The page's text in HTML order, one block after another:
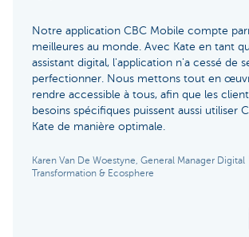
Notre application CBC Mobile compte
meilleures au monde. Avec Kate en tant
assistant digital, l'application n'a cessé de
perfectionner. Nous mettons tout en
rendre accessible à tous, afin que les
besoins spécifiques puissent aussi utiliser
Kate de manière optimale.
Karen Van De Woestyne, General Manager Digital
Transformation & Ecosphere